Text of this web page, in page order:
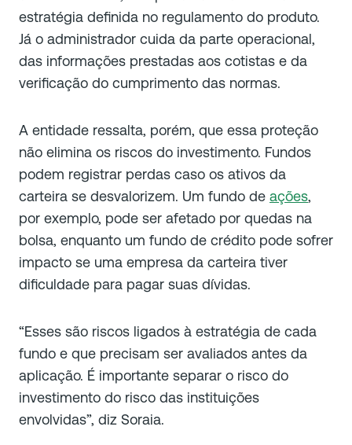
estratégia definida no regulamento do produto.
Já o administrador cuida da parte operacional,
das informações prestadas aos cotistas e da
verificação do cumprimento das normas.
A entidade ressalta, porém, que essa proteção
não elimina os riscos do investimento. Fundos
podem registrar perdas caso os ativos da
carteira se desvalorizem. Um fundo de ações,
por exemplo, pode ser afetado por quedas na
bolsa, enquanto um fundo de crédito pode sofrer
impacto se uma empresa da carteira tiver
dificuldade para pagar suas dívidas.
“Esses são riscos ligados à estratégia de cada
fundo e que precisam ser avaliados antes da
aplicação. É importante separar o risco do
investimento do risco das instituições
envolvidas”, diz Soraia.